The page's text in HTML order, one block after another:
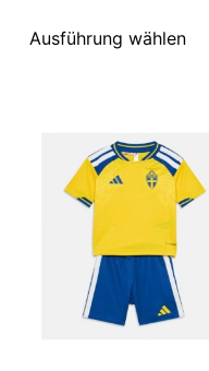
Ausführung wählen